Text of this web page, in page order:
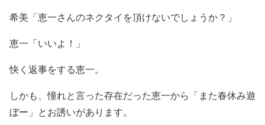
希美「恵一さんのネクタイを頂けないでしょうか？」
恵一「いいよ！」
快く返事をする恵一。
しかも、憧れと言った存在だった恵一から「また春休み遊
ぼー」とお誘いがあります。